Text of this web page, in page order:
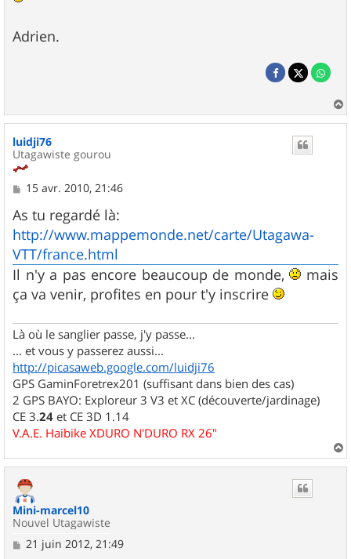
Adrien.
a
luidji76
Utagawiste gourou
M
s
s
a
g
e
15 avr. 2010, 21:46
As tu regardé là:
http://www.mappemonde.net/carte/Utagawa-
VTT/france.html
Il n'y a pas encore beaucoup de monde,
mais
ça va venir, profites en pour t'y inscrire
Là où le sanglier passe, j'y passe...
... et vous y passerez aussi...
http://picasaweb.google.com/luidji76
GPS GaminForetrex201 (suffisant dans bien des cas)
2 GPS BAYO: Exploreur 3 V3 et XC (découverte/jardinage)
CE 3.24 et CE 3D 1.14
V.A.E. Haibike XDURO N'DURO RX 26"
a
Mini-marcel10
Nouvel Utagawiste
M
21 juin 2012, 21:49